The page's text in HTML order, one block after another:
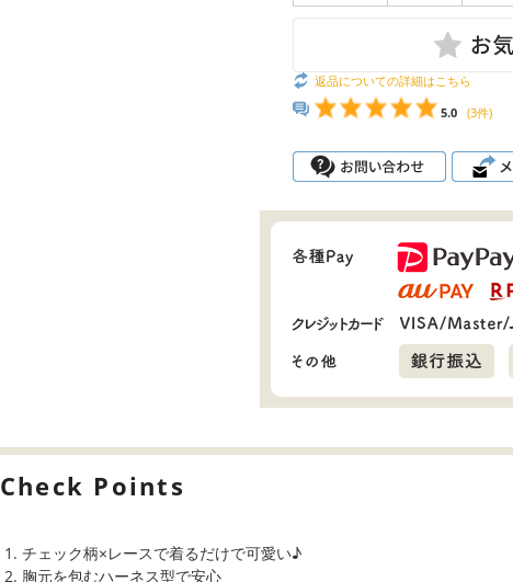
返品についての詳細はこちら
5.0 (3件)
Check Points
チェック柄×レースで着るだけで可愛い♪
胸元を包むハーネス型で安心